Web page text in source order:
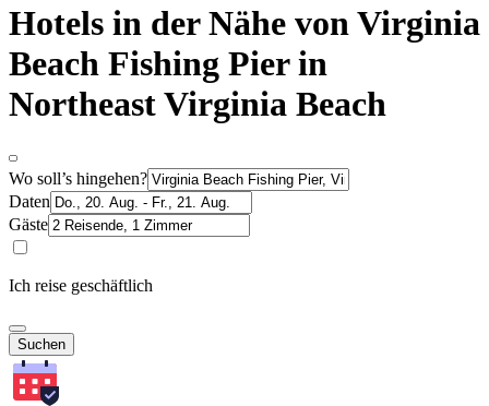
Hotels in der Nähe von Virginia
Beach Fishing Pier in
Northeast Virginia Beach
Wo soll’s hingehen?
Daten
Gäste
Ich reise geschäftlich
Suchen